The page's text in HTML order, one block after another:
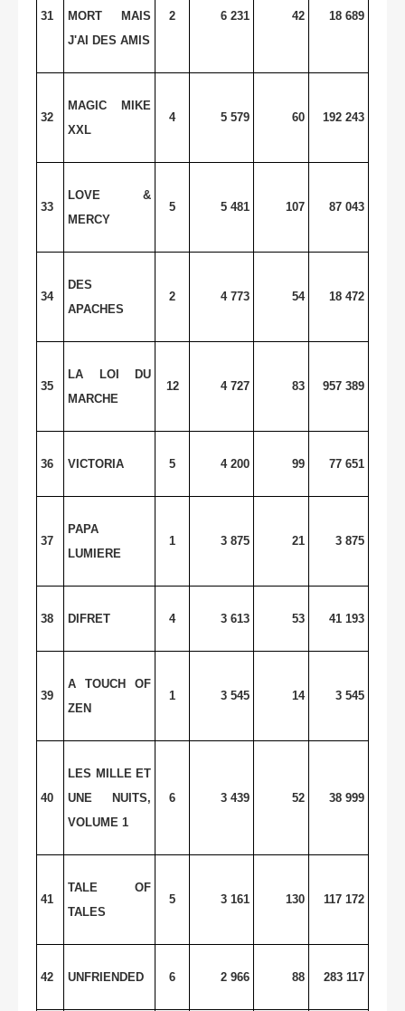
31
MORT MAIS
J'AI DES AMIS
2 6 231 42 18 689
32
MAGIC MIKE
XXL
4 5 579 60 192 243
33
LOVE &
MERCY
5 5 481 107 87 043
34
DES
APACHES
2 4 773 54 18 472
35
LA LOI DU
MARCHE
12 4 727 83 957 389
36 VICTORIA 5 4 200 99 77 651
37
PAPA
LUMIERE
1 3 875 21 3 875
38 DIFRET 4 3 613 53 41 193
39
A TOUCH OF
ZEN
1 3 545 14 3 545
40
LES MILLE ET
UNE NUITS,
VOLUME 1
6 3 439 52 38 999
41
TALE OF
TALES
5 3 161 130 117 172
42 UNFRIENDED 6 2 966 88 283 117